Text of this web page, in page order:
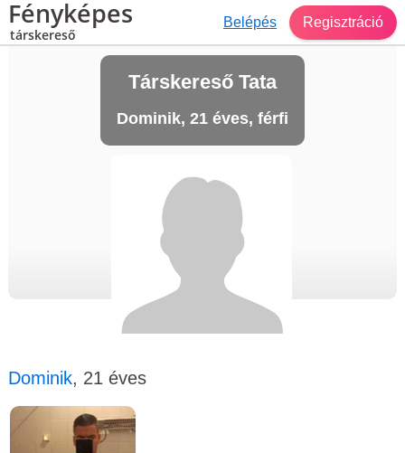
Fényképes
társkereső
Belépés Regisztráció
Társkereső Tata
Dominik, 21 éves, férfi
Dominik, 21 éves